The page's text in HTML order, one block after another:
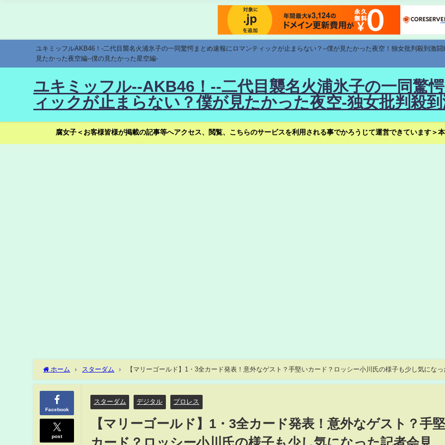
ユキミッフルAKB46！-二代目襲名火浦氷子の一同驚愕まとめ速報にロマンティックが止まらない？--僕が見たかった夜空！独女批判殺到激
見たかった夜空編--僕の見たかった星空編-
ユキミッフル--AKB46！--二代目襲名火浦氷子の一同驚
ィックが止まらない？僕が見たかった夜空-独女批判殺
腐女子＜お客様皆様が掲載の記事等へアクセス、閲覧、こちらのサービスを利用される事でかろうじて運営できています＞
ホーム スターダム
【マリーゴールド】1・3全カード発表！意外なゲスト？手堅いカード？ロッシー小川氏の様子も少し気になっ
者会見
Facebook
post
スターダム デジタル プロレス
【マリーゴールド】1・3全カード発表！意外なゲスト？手